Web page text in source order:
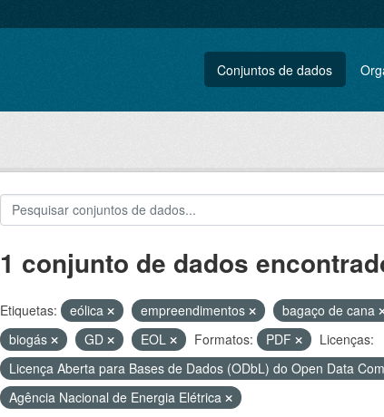
Conjuntos de dados
1 conjunto de dados
Etiquetas: eólica empreendimentos
bagaço de cana
biogás
GD EOL Formatos: PDF
Licenças:
Licença Aberta para Bases de Dados (ODbL) do Open Data
Agência Nacional de Energia Elétrica